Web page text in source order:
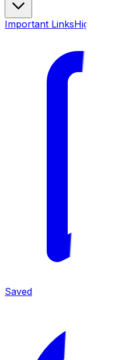
Important LinksHigh Courts
Saved